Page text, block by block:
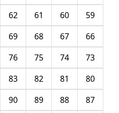
59
60
61
62
66
67
68
69
73
74
75
76
80
81
82
83
87
88
89
90